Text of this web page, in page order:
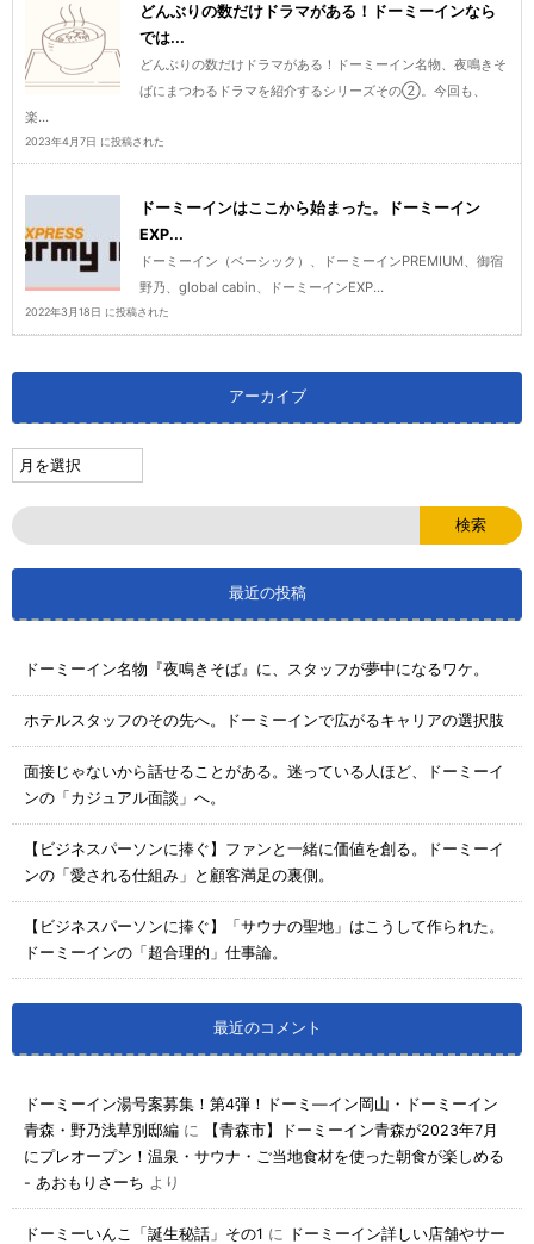
どんぶりの数だけドラマがある！ドーミーインなら
では...
どんぶりの数だけドラマがある！ドーミーイン名物、夜鳴きそ
ばにまつわるドラマを紹介するシリーズその②。今回も、
楽...
2023年4月7日 に投稿された
ドーミーインはここから始まった。ドーミーイン
EXP...
ドーミーイン（ベーシック）、ドーミーインPREMIUM、御宿
野乃、global cabin、ドーミーインEXP...
2022年3月18日 に投稿された
アーカイブ
最近の投稿
ドーミーイン名物『夜鳴きそば』に、スタッフが夢中になるワケ。
ホテルスタッフのその先へ。ドーミーインで広がるキャリアの選択肢
面接じゃないから話せることがある。迷っている人ほど、ドーミーイ
ンの「カジュアル面談」へ。
【ビジネスパーソンに捧ぐ】ファンと一緒に価値を創る。ドーミーイ
ンの「愛される仕組み」と顧客満足の裏側。
【ビジネスパーソンに捧ぐ】「サウナの聖地」はこうして作られた。
ドーミーインの「超合理的」仕事論。
最近のコメント
ドーミーイン湯号案募集！第4弾！ドーミ―イン岡山・ドーミーイン
青森・野乃浅草別邸編 に
【青森市】ドーミーイン青森が2023年7月
にプレオープン！温泉・サウナ・ご当地食材を使った朝食が楽しめる
- あおもりさーち より
ドーミーいんこ「誕生秘話」その1 に
ドーミーイン詳しい店舗やサー